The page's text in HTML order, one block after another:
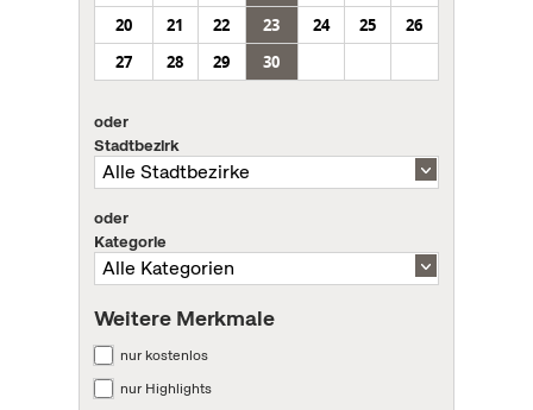
20
21 22 23 24 25
26
27
28 29 30
oder
Stadtbezirk
oder
Kategorie
Weitere Merkmale
nur kostenlos
nur Highlights